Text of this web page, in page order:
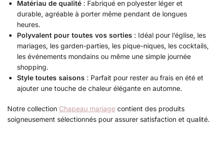
Matériau de qualité : Fabriqué en polyester léger et
durable, agréable à porter même pendant de longues
heures.
Polyvalent pour toutes vos sorties : Idéal pour l’église, les
mariages, les garden-parties, les pique-niques, les cocktails,
les événements mondains ou même une simple journée
shopping.
Style toutes saisons : Parfait pour rester au frais en été et
ajouter une touche de chaleur élégante en automne.
Notre collection Chapeau mariage contient des produits
soigneusement sélectionnés pour assurer satisfaction et qualité.